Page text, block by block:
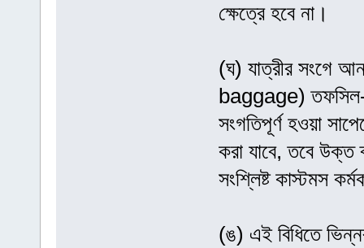
ক্ষেত্রে হবে না।
(ঘ) যাত্রীর সংগে
baggage) তফসিল-১
সংগতিপূর্ণ হওয়া
করা যাবে, তবে উক্ত
সংশ্লিষ্ট কাস্টমস
(ঙ) এই বিধিতে